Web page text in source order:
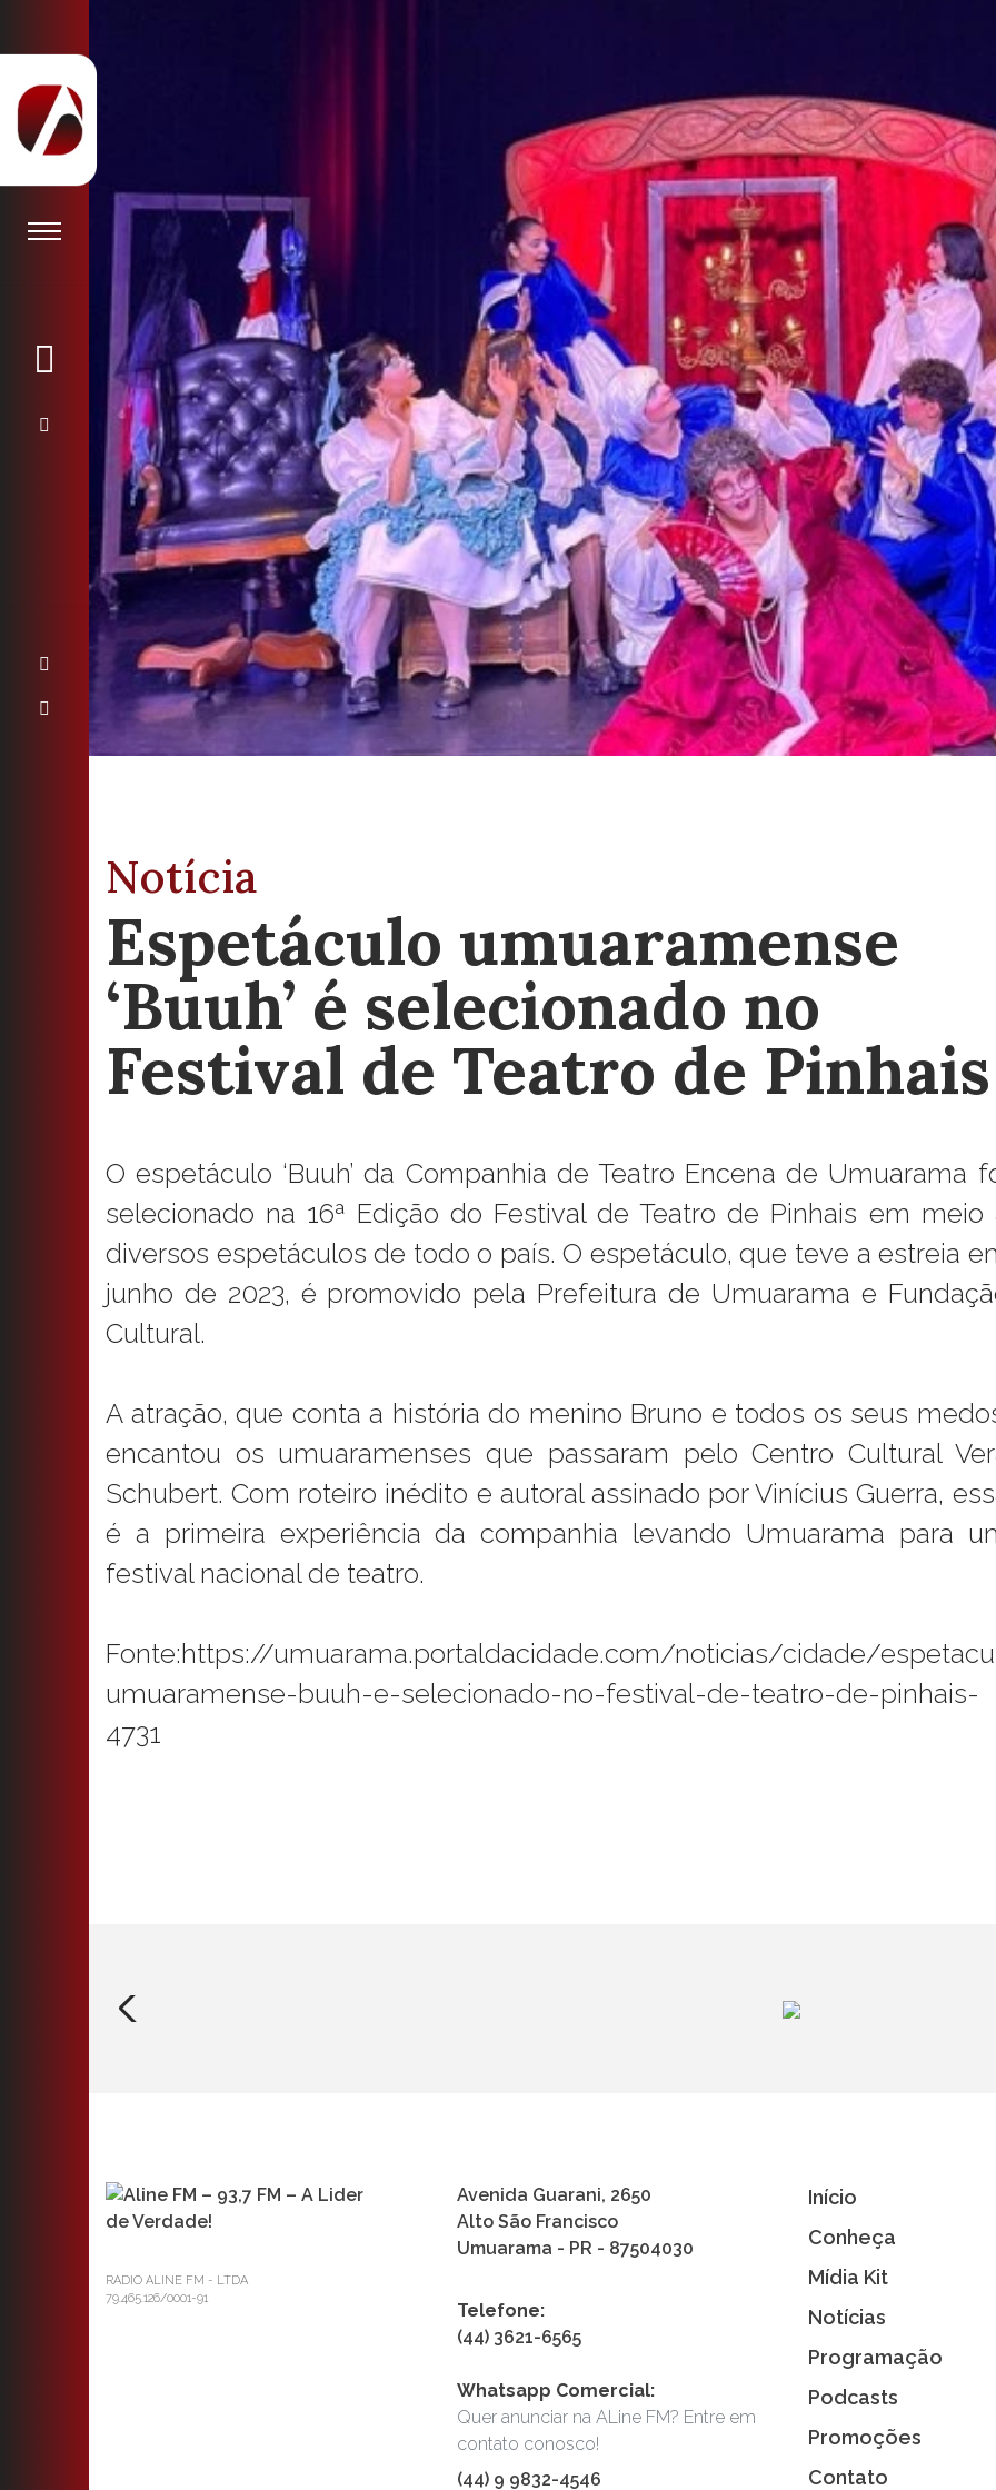
Notícia
Espetáculo umuaramense
‘Buuh’ é selecionado no
Festival de Teatro de Pinhais
O espetáculo ‘Buuh’ da Companhia de Teatro Encena de Umuarama
selecionado na 16ª Edição do Festival de Teatro de Pinhais em meio
diversos espetáculos de todo o país. O espetáculo, que teve a estreia
junho de 2023, é promovido pela Prefeitura de Umuarama e
Cultural.
A atração, que conta a história do menino Bruno e todos os seus
encantou os umuaramenses que passaram pelo Centro Cultural
Schubert. Com roteiro inédito e autoral assinado por Vinícius Guerra,
é a primeira experiência da companhia levando Umuarama para
festival nacional de teatro.
Fonte:https://umuarama.portaldacidade.com/noticias/cidade/
umuaramense-buuh-e-selecionado-no-festival-de-teatro-de-pinhais-
4731
RADIO ALINE FM - LTDA
79.465.126/0001-91
Avenida Guarani, 2650
Alto São Francisco
Umuarama - PR - 87504030
Telefone:
(44) 3621-6565
Whatsapp Comercial:
Quer anunciar na ALine FM? Entre em
contato conosco!
(44) 9 9832-4546
Início
Conheça
Mídia Kit
Notícias
Programação
Podcasts
Promoções
Contato